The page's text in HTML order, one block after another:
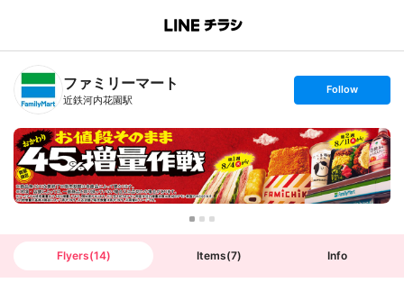
B
n
T
ファミリーマート
近鉄河内花園駅
s
t
o
l
l
o
w
Follow
Flyers(14) Items(7) Info